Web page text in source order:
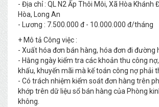
- Địa chỉ : QL N2 Ấp Thôi Môi, Xã Hòa Khánh
Hòa, Long An
- Lương : 7.500.000 đ - 10.000.000 đ/tháng
+ Mô tả Công việc :
- Xuất hóa đơn bán hàng, hóa đơn đi đường
- Hằng ngày kiểm tra các khoản thu công
khấu, khuyến mãi mà kế toán công nợ phải
- Có trách nhiệm kiểm soát đơn hàng trên
khớp trên dữ liệu sổ bán hàng của Phòng
không.